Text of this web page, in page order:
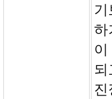
기
하
이
되
진